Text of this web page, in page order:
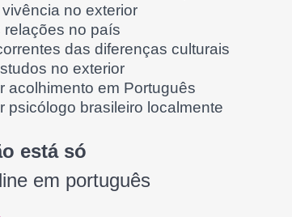
no exterior
no país
das diferenças culturais
no exterior
em Português
brasileiro localmente
está só
em português